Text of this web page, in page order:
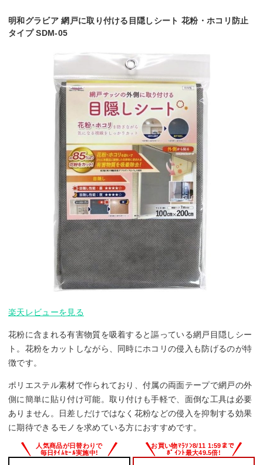
明和グラビア 網戸に取り付ける目隠しシート 花粉・ホコリ防止
タイプ SDM-05
楽天レビューを見る
花粉に含まれる有害物質を吸着すると謳っている網戸目隠しシー
ト。花粉をカットしながら、同時にホコリの侵入も防げるのが特
徴です。
ポリエステル素材で作られており、付属の両面テープで網戸の外
側に簡単に貼り付け可能。取り付けも手軽で、面倒な工具は必要
ありません。日差しだけではなく花粉などの侵入を抑制する効果
に期待できるモノを求めている方におすすめです。